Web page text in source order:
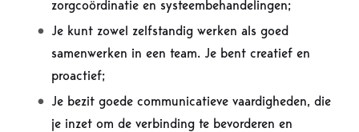
zorgcoördinatie en systeembehandelingen;
Je kunt zowel zelfstandig werken als goed
samenwerken in een team. Je bent creatief en
proactief;
Je bezit goede communicatieve vaardigheden, die
je inzet om de verbinding te bevorderen en